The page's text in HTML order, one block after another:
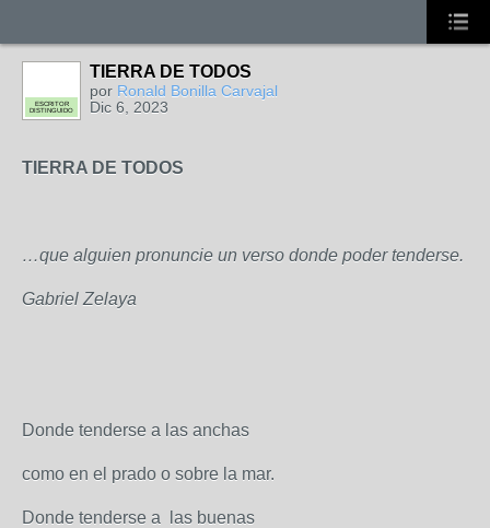
ESCRITOR
DISTINGUIDO
TIERRA DE TODOS
por Ronald Bonilla Carvajal
Dic 6, 2023
TIERRA DE TODOS
…que alguien pronuncie un verso donde poder tenderse.
Gabriel Zelaya
Donde tenderse a las anchas
como en el prado o sobre la mar.
Donde tenderse a las buenas